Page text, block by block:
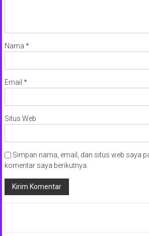
Nama *
Email *
Situs Web
Simpan nama, email, dan situs web saya
komentar saya berikutnya.